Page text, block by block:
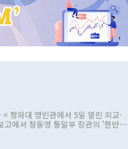
청와대 영빈관에서 5일 열린 외교·
에서 정동영 통일부 장관의 '한반도
사안을 정책으로 추진하겠다고 공